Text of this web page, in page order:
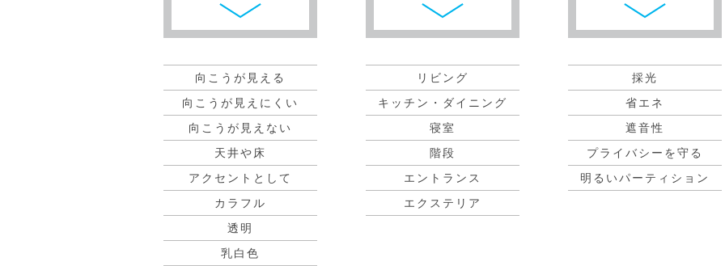
向こうが見える
向こうが見えにくい
向こうが見えない
天井や床
アクセントとして
カラフル
透明
乳白色
リビング
キッチン・ダイニング
寝室
階段
エントランス
エクステリア
採光
省エネ
遮音性
プライバシーを守る
明るいパーティション